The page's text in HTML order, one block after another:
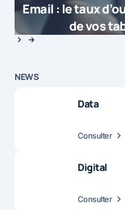
Email : le taux
de vos
NEWS
Data
Consulter
Digital
Consulter